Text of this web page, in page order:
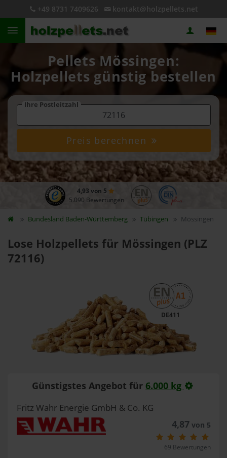
+49 8731 7409626 kontakt@holzpellets.net
Pellets Mössingen:
Holzpellets günstig bestellen
Ihre Postleitzahl
Preis berechnen
4,93 von 5
5.090 Bewertungen
Bundesland Baden-Württemberg Tübingen Mössingen
Lose Holzpellets für Mössingen (PLZ
72116)
DE411
Günstigstes Angebot für 6.000 kg
Fritz Wahr Energie GmbH & Co. KG
4,87von 5
69 Bewertungen